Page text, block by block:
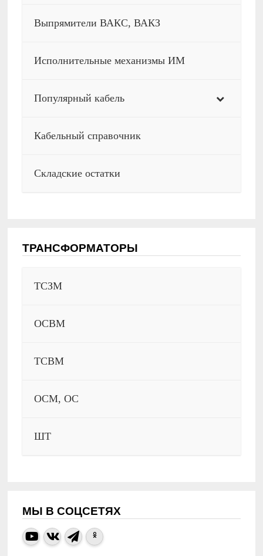
Выпрямители ВАКС, ВАКЗ
Исполнительные механизмы ИМ
Популярный кабель
Кабельный справочник
Складские остатки
ТРАНСФОРМАТОРЫ
ТСЗМ
ОСВМ
ТСВМ
ОСМ, ОС
ШТ
МЫ В СОЦСЕТЯХ